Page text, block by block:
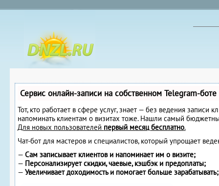
Сервис онлайн-записи на собственном Telegram-боте
Тот, кто работает в сфере услуг, знает — без ведения записи
напоминать клиентам о визитах тоже. Нашли самый
Для новых пользователей первый месяц бесплатно.
Чат-бот для мастеров и специалистов, который упрощает
— Сам записывает клиентов и напоминает им о визите;
— Персонализирует скидки, чаевые, кэшбэк и предоплаты;
— Увеличивает доходимость и помогает больше зарабатывать;